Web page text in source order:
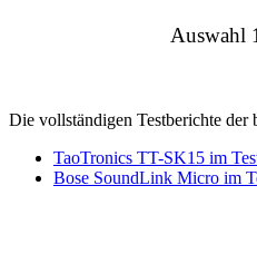
Auswahl
Die vollständigen Testberichte der
TaoTronics TT-SK15 im
Bose SoundLink Micro im